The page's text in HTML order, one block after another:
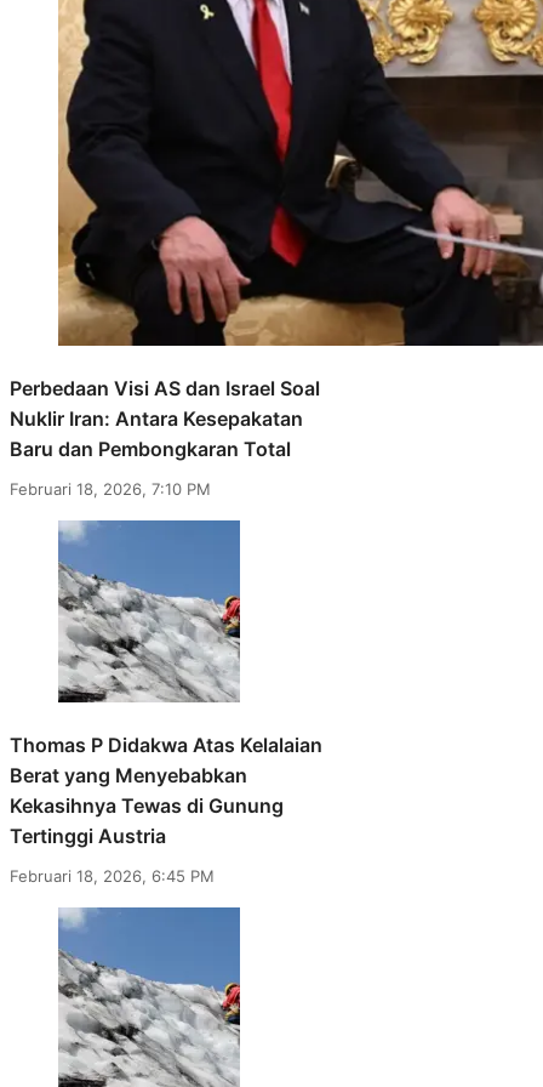
Perbedaan Visi AS dan Israel Soal
Nuklir Iran: Antara Kesepakatan
Baru dan Pembongkaran Total
Februari 18, 2026, 7:10 PM
Thomas P Didakwa Atas Kelalaian
Berat yang Menyebabkan
Kekasihnya Tewas di Gunung
Tertinggi Austria
Februari 18, 2026, 6:45 PM